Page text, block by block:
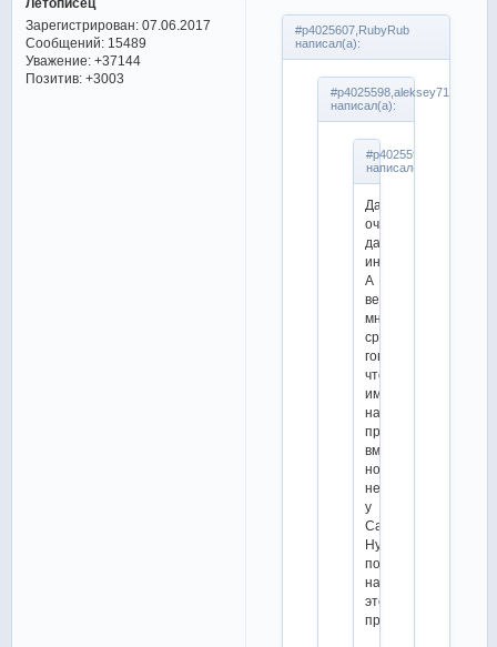
Зарегистрирован: 07.06.2017
Сообщений:15489
Уважение: +37144
Позитив: +3003
#p4025607,RubyRub
написал(а):
#p4025598,aleksey71
написал(а):
#p4025590,katerinovna
написал(а):
Да,
очень
даже
интересный.
А
ведь
многие
сразу
говорили,
что
им
надо
продолжать
вместе,
но
не
у
Самохина.
Ну,
посмотрим,
насколько
это
правда.